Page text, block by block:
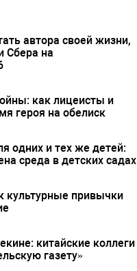
автора своей жизни,
Сбера на
как лицеисты и
героя на обелиск
одних и тех же детей:
среда в детских садах
культурные привычки
китайские коллеги
газету»